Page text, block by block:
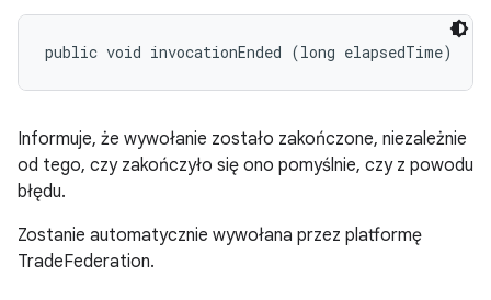
public void invocationEnded (long elapsedTime)
Informuje, że wywołanie zostało zakończone, niezależnie
od tego, czy zakończyło się ono pomyślnie, czy z powodu
błędu.
Zostanie automatycznie wywołana przez platformę
TradeFederation.